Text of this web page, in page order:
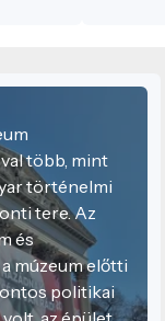
több, mint
történelmi
tere. Az
és
múzeum előtti
politikai